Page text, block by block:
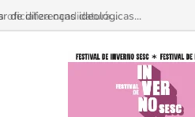
de diferenças ideológicas...